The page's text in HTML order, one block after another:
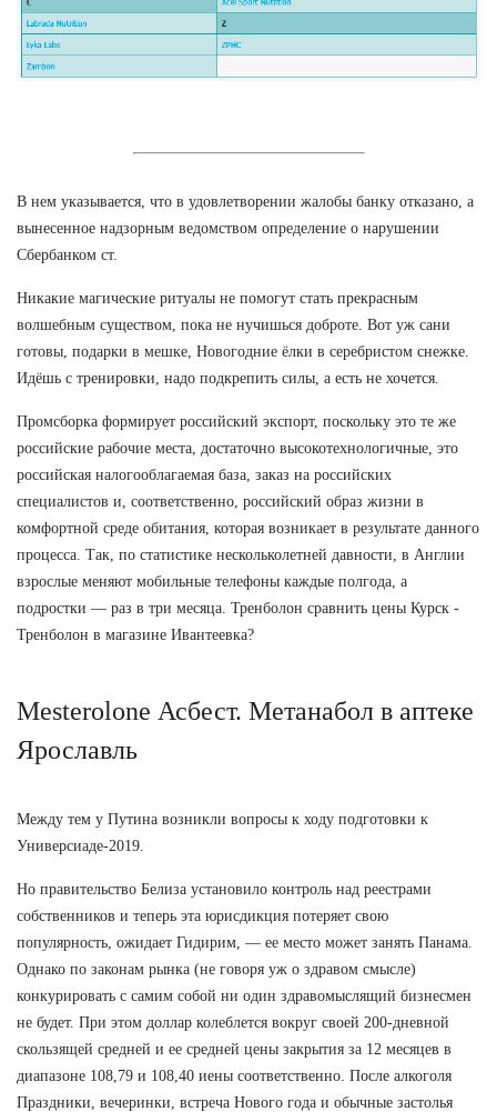
В нем указывается, что в удовлетворении жалобы банку отказано, а
вынесенное надзорным ведомством определение о нарушении
Сбербанком ст.
Никакие магические ритуалы не помогут стать прекрасным
волшебным существом, пока не нучишься доброте. Вот уж сани
готовы, подарки в мешке, Новогодние ёлки в серебристом снежке.
Идёшь с тренировки, надо подкрепить силы, а есть не хочется.
Промсборка формирует российский экспорт, поскольку это те же
российские рабочие места, достаточно высокотехнологичные, это
российская налогооблагаемая база, заказ на российских
специалистов и, соответственно, российский образ жизни в
комфортной среде обитания, которая возникает в результате данного
процесса. Так, по статистике нескольколетней давности, в Англии
взрослые меняют мобильные телефоны каждые полгода, а
подростки — раз в три месяца. Тренболон сравнить цены Курск -
Тренболон в магазине Ивантеевка?
Mesterolone Асбест. Метанабол в аптеке
Ярославль
Между тем у Путина возникли вопросы к ходу подготовки к
Универсиаде-2019.
Но правительство Белиза установило контроль над реестрами
собственников и теперь эта юрисдикция потеряет свою
популярность, ожидает Гидирим, — ее место может занять Панама.
Однако по законам рынка (не говоря уж о здравом смысле)
конкурировать с самим собой ни один здравомыслящий бизнесмен
не будет. При этом доллар колеблется вокруг своей 200-дневной
скользящей средней и ее средней цены закрытия за 12 месяцев в
диапазоне 108,79 и 108,40 иены соответственно. После алкоголя
Праздники, вечеринки, встреча Нового года и обычные застолья